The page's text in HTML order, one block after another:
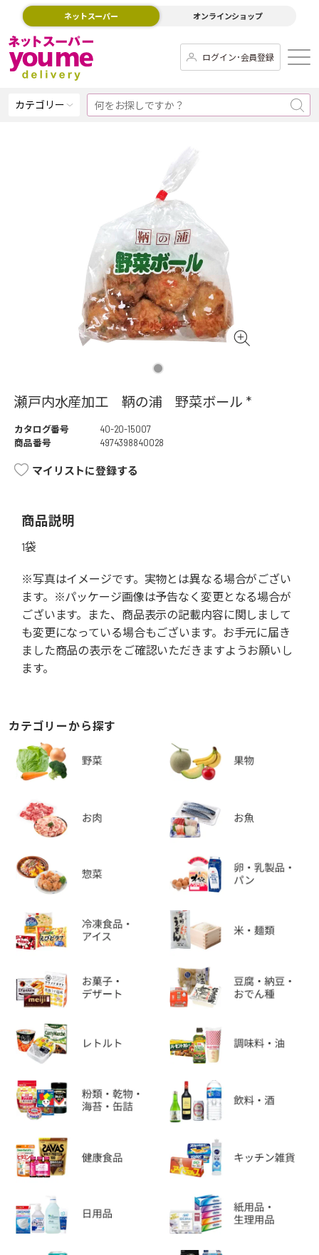
ネットスーパー オンラインショップ
ログイン･会員登録
カテゴリー
瀬戸内水産加工 鞆の浦 野菜ボール *
カタログ番号
40-20-15007
商品番号
4974398840028
マイリストに登録する
商品説明
1袋
※写真はイメージです。実物とは異なる場合がござい
ます。※パッケージ画像は予告なく変更となる場合が
ございます。また、商品表示の記載内容に関しまして
も変更になっている場合もございます。お手元に届き
ました商品の表示をご確認いただきますようお願いし
ます。
カテゴリーから探す